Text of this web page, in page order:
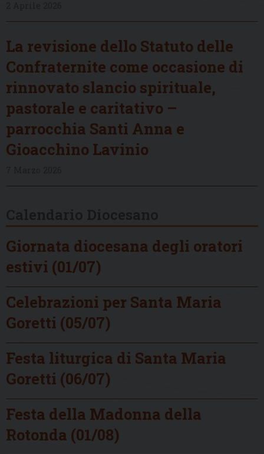
La revisione dello Statuto delle
Confraternite come occasione di
rinnovato slancio spirituale,
pastorale e caritativo –
parrocchia Santi Anna e
Gioacchino Lavinio
Giornata diocesana degli oratori
estivi (01/07)
Celebrazioni per Santa Maria
Goretti (05/07)
Festa liturgica di Santa Maria
Goretti (06/07)
Festa della Madonna della
Rotonda (01/08)